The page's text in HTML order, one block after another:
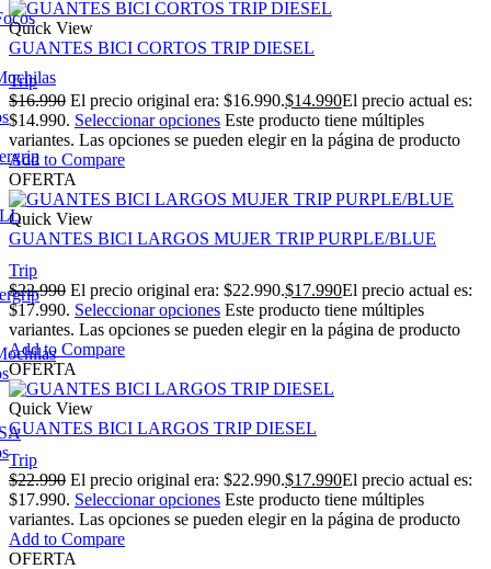
Quick View
GUANTES BICI CORTOS TRIP DIESEL
Trip
$16.990 El precio original era: $16.990.$14.990El precio actual es:
$14.990. Seleccionar opciones Este producto tiene múltiples
variantes. Las opciones se pueden elegir en la página de producto
Add to Compare
OFERTA
Quick View
GUANTES BICI LARGOS MUJER TRIP PURPLE/BLUE
Trip
$22.990 El precio original era: $22.990.$17.990El precio actual es:
$17.990. Seleccionar opciones Este producto tiene múltiples
variantes. Las opciones se pueden elegir en la página de producto
Add to Compare
OFERTA
Quick View
GUANTES BICI LARGOS TRIP DIESEL
Trip
$22.990 El precio original era: $22.990.$17.990El precio actual es:
$17.990. Seleccionar opciones Este producto tiene múltiples
variantes. Las opciones se pueden elegir en la página de producto
Add to Compare
OFERTA